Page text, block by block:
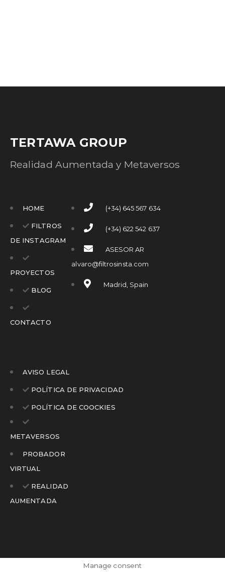
TERTAWA GROUP
Realidad Aumentada y Metaversos
HOME
FILTROS
DE INSTAGRAM
PROYECTOS
BLOG
CONTACTO
(+34) 645 567 634
(+34) 622 542 637
ASESOR AR
alvaro@filtrosinsta.com
Madrid, Spain
AVISO LEGAL
POLÍTICA DE PRIVACIDAD
POLÍTICA DE COOCKIES
METAVERSOS
PROBADOR
VIRTUAL
REALIDAD
AUMENTADA
Manage consent